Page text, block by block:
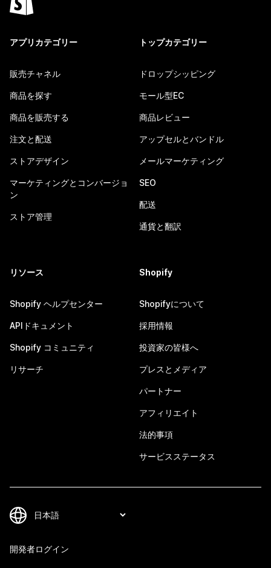
アプリカテゴリー
販売チャネル
商品を探す
商品を販売する
注文と配送
ストアデザイン
マーケティングとコンバージョ
ン
ストア管理
トップカテゴリー
ドロップシッピング
モール型EC
商品レビュー
アップセルとバンドル
メールマーケティング
SEO
配送
通貨と翻訳
リソース
Shopify ヘルプセンター
APIドキュメント
Shopify コミュニティ
リサーチ
Shopify
Shopifyについて
採用情報
投資家の皆様へ
プレスとメディア
パートナー
アフィリエイト
法的事項
サービスステータス
開発者ログイン